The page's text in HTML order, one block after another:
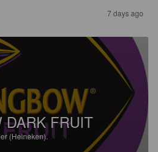
7 days ago
DARK FRUIT
(Heineken).